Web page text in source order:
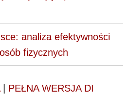
analiza efektywności
fizycznych
| PEŁNA WERSJA DI